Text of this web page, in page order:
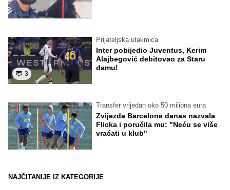
3
Prijateljska utakmica
Inter pobijedio Juventus, Kerim
Alajbegović debitovao za Staru
damu!
Transfer vrijedan oko 50 miliona eura
Zvijezda Barcelone danas nazvala
Flicka i poručila mu: "Neću se više
vraćati u klub"
NAJČITANIJE IZ KATEGORIJE